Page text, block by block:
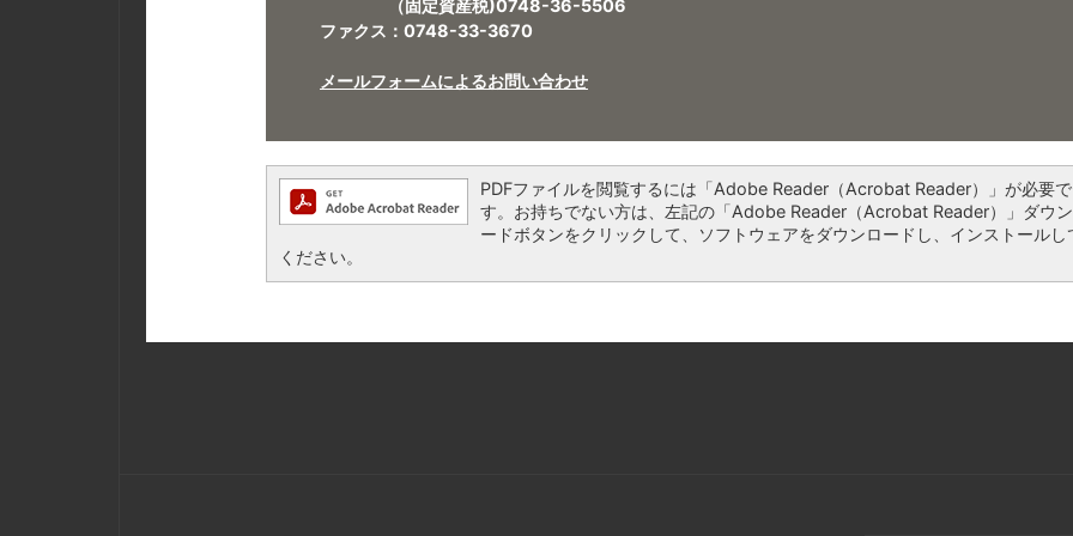
（固定資産税)0748-36-5506
ファクス：0748-33-3670​​​​​​​
メールフォームによるお問い合わせ
PDFファイルを閲覧するには「Adobe Reader（Acrobat Reader）」が必要で
す。お持ちでない方は、左記の「Adobe Reader（Acrobat Reader）」ダウ
ードボタンをクリックして、ソフトウェアをダウンロードし、インストールし
ください。